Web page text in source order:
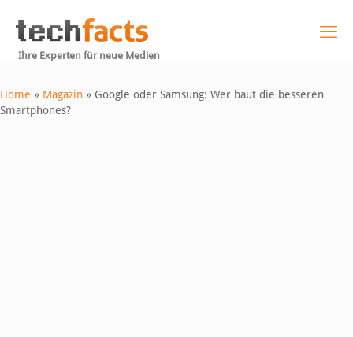
Ihre Experten für neue Medien
Home » Magazin » Google oder Samsung: Wer baut die besseren
Smartphones?